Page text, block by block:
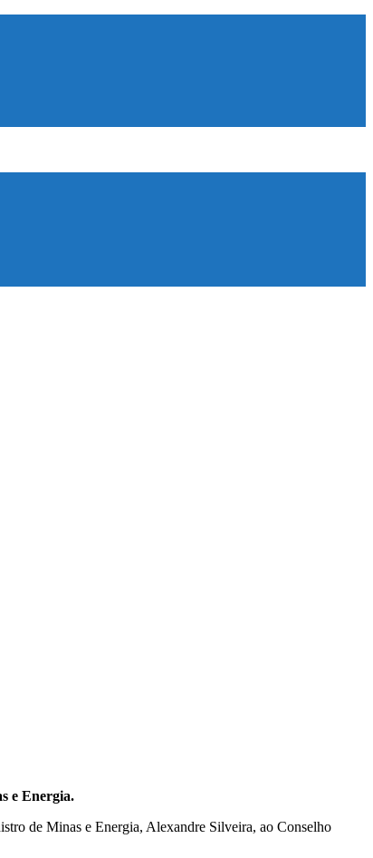
e Energia.
de Minas e Energia, Alexandre Silveira, ao Conselho